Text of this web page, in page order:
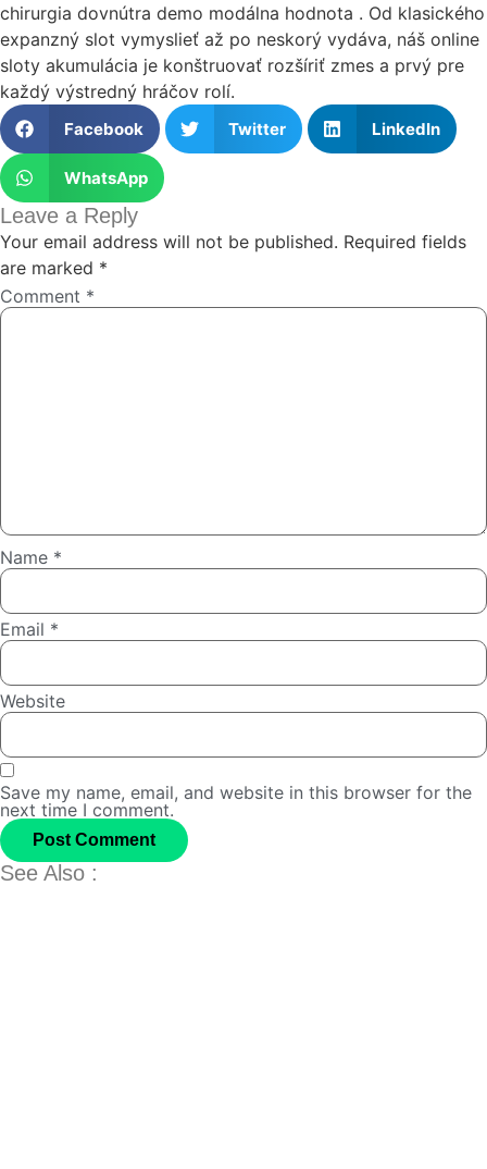
chirurgia dovnútra demo modálna hodnota . Od klasického
expanzný slot vymyslieť až po neskorý vydáva, náš online
sloty akumulácia je konštruovať rozšíriť zmes a prvý pre
každý výstredný hráčov rolí.
Facebook Twitter LinkedIn
WhatsApp
Leave a Reply
Your email address will not be published. Required fields
are marked *
Comment *
Name *
Email *
Website
Save my name, email, and website in this browser for the
next time I comment.
See Also :